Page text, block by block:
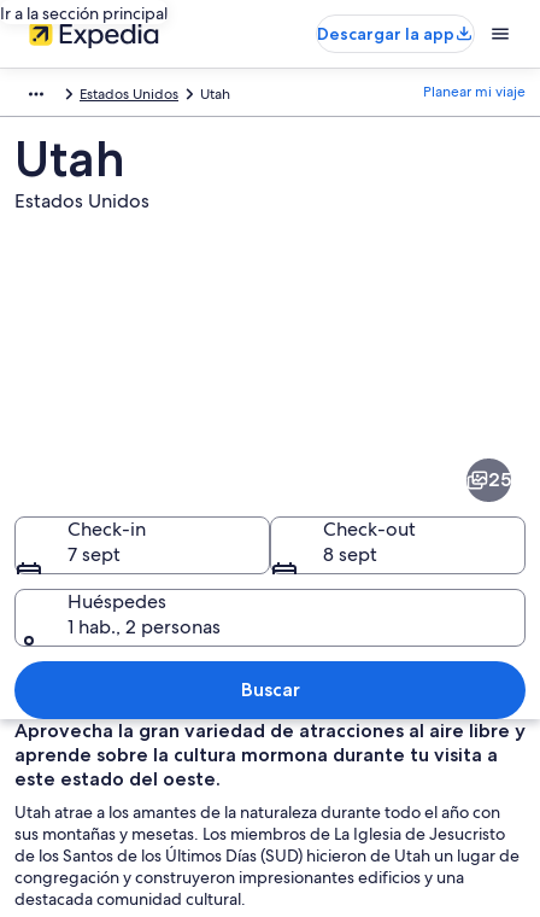
Ir a la sección principal
Descargar la app
Estados Unidos Utah Planear mi viaje
Utah
Estados Unidos
Paisaje desértico con formaciones
25
Check-in
7 sept
Check-out
8 sept
Huéspedes
1 hab., 2 personas
Buscar
Aprovecha la gran variedad de atracciones al aire libre y
aprende sobre la cultura mormona durante tu visita a
este estado del oeste.
Utah atrae a los amantes de la naturaleza durante todo el año con
sus montañas y mesetas. Los miembros de La Iglesia de Jesucristo
de los Santos de los Últimos Días (SUD) hicieron de Utah un lugar de
congregación y construyeron impresionantes edificios y una
destacada comunidad cultural.